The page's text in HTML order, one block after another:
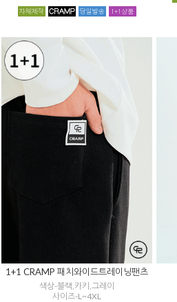
1+1 CRAMP 패치와이드트레이닝팬츠
색상-블랙,카키,그레이
사이즈-L~4XL